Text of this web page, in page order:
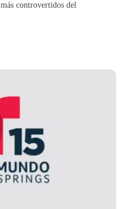
controvertidos del